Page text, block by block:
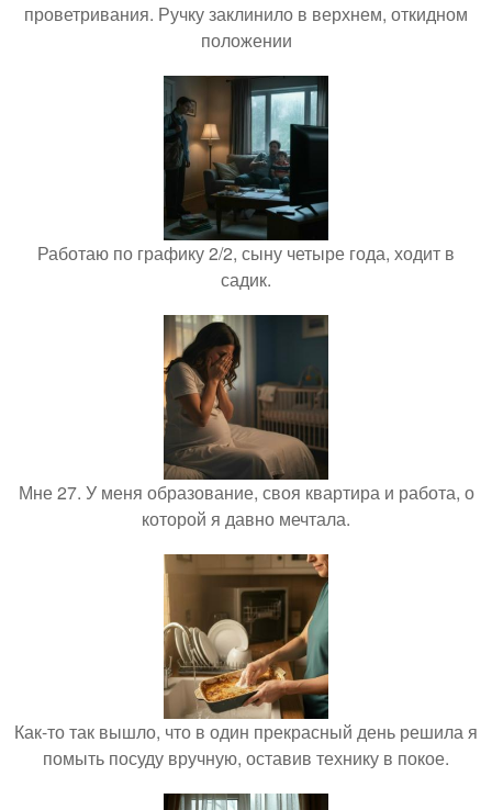
проветривания. Ручку заклинило в верхнем, откидном
положении
Работаю по графику 2/2, сыну четыре года, ходит в
садик.
Мне 27. У меня образование, своя квартира и работа, о
которой я давно мечтала.
Как-то так вышло, что в один прекрасный день решила я
помыть посуду вручную, оставив технику в покое.